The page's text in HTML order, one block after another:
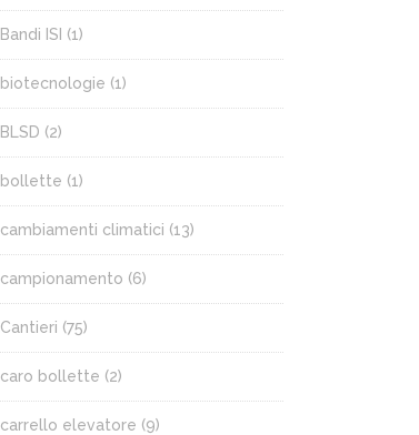
Bandi ISI (1)
biotecnologie (1)
BLSD (2)
bollette (1)
cambiamenti climatici (13)
campionamento (6)
Cantieri (75)
caro bollette (2)
carrello elevatore (9)